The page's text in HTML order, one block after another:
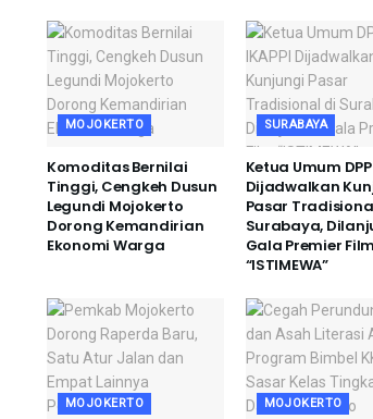
MOJOKERTO
Komoditas Bernilai
Tinggi, Cengkeh Dusun
Legundi Mojokerto
Dorong Kemandirian
Ekonomi Warga
SURABAYA
Ketua Umum DPP
Dijadwalkan
Pasar
Surabaya,
Gala Premier Film
“ISTIMEWA”
MOJOKERTO MOJOKERTO